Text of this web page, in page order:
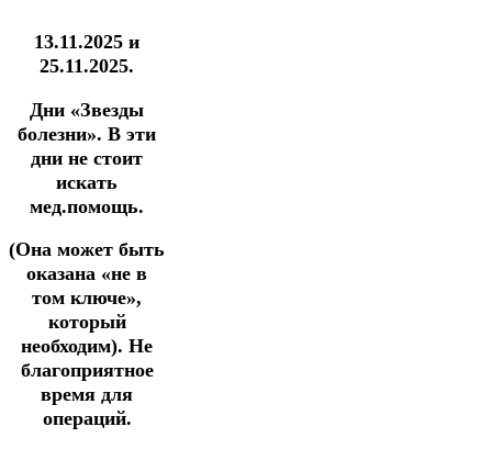
13.11.2025 и
25.11.2025.
Дни «Звезды
болезни». В эти
дни не стоит
искать
мед.помощь.
(Она может быть
оказана «не в
том ключе»,
который
необходим). Не
благоприятное
время для
операций.